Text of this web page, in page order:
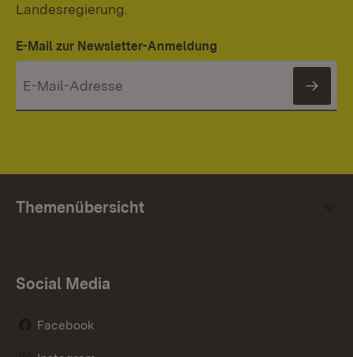
Landesregierung.
E-Mail zur Newsletter-Anmeldung
Themenübersicht
Social Media
Facebook